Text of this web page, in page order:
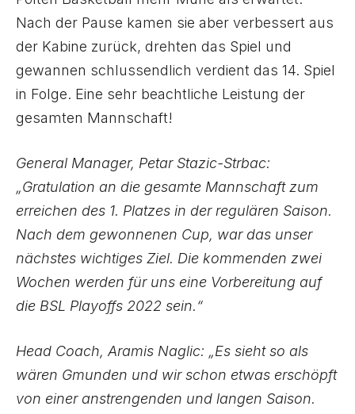
Nach der Pause kamen sie aber verbessert aus
der Kabine zurück, drehten das Spiel und
gewannen schlussendlich verdient das 14. Spiel
in Folge. Eine sehr beachtliche Leistung der
gesamten Mannschaft!
General Manager, Petar Stazic-Strbac:
„Gratulation an die gesamte Mannschaft zum
erreichen des 1. Platzes in der regulären Saison.
Nach dem gewonnenen Cup, war das unser
nächstes wichtiges Ziel. Die kommenden zwei
Wochen werden für uns eine Vorbereitung auf
die BSL Playoffs 2022 sein.“
Head Coach, Aramis Naglic: „Es sieht so als
wären Gmunden und wir schon etwas erschöpft
von einer anstrengenden und langen Saison.